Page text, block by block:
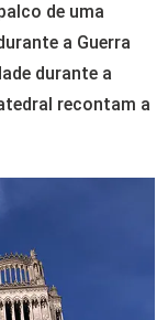
de uma
a Guerra
durante a
recontam a